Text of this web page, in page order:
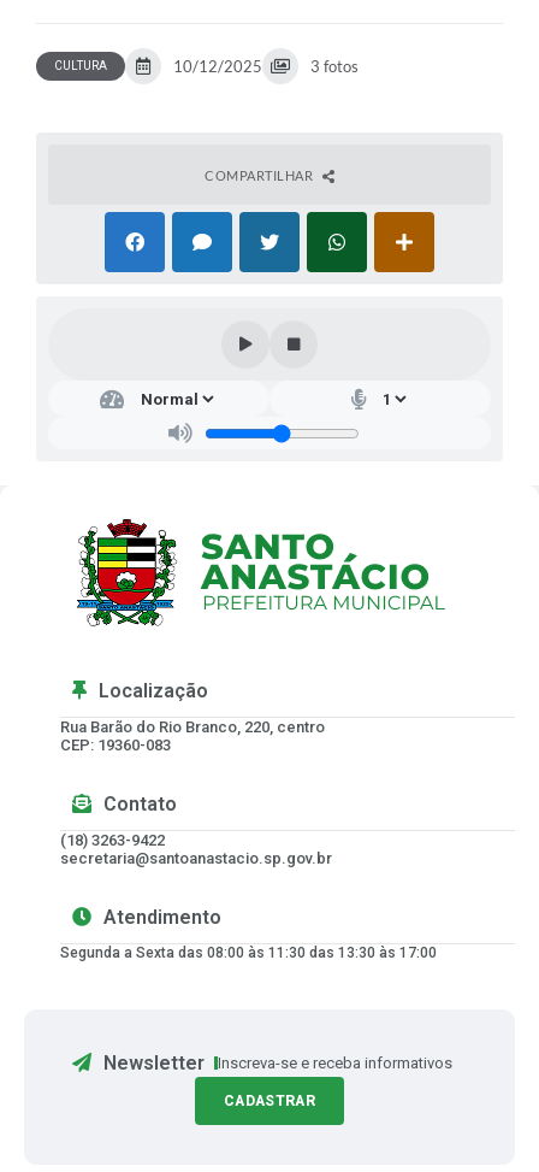
CULTURA 10/12/2025 3 fotos
COMPARTILHAR
Localização
Rua Barão do Rio Branco, 220, centro
CEP: 19360-083
Contato
(18) 3263-9422
secretaria@santoanastacio.sp.gov.br
Atendimento
Segunda a Sexta das 08:00 às 11:30 das 13:30 às 17:00
Newsletter Inscreva-se e receba informativos
CADASTRAR